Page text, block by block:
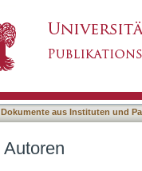
Dokumente aus Instituten und
Autoren